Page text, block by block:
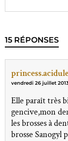
15 RÉPONSES
vendredi 26 juillet
Elle paraît très
gencive,mon
les brosses à
brosse Sanogyl